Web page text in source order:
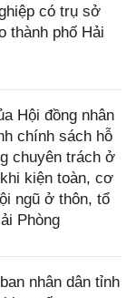
có trụ sở
thành phố Hải
Hội đồng nhân
chính sách hỗ
chuyên trách ở
kiện toàn, cơ
ngũ ở thôn, tổ
Phòng
nhân dân tỉnh